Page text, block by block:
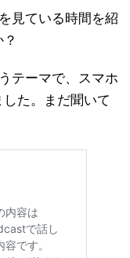
見ている時間を紹
テーマで、スマホ
た。まだ聞いて